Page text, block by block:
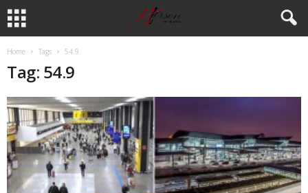
Home Tags 54.9
Tag: 54.9